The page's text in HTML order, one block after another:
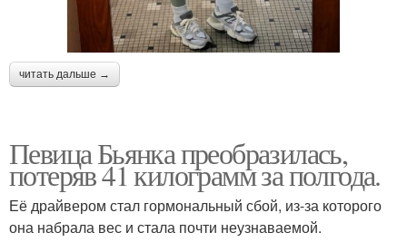
читать дальше →
Певица Бьянка преобразилась,
потеряв 41 килограмм за полгода.
Её драйвером стал гормональный сбой, из-за которого
она набрала вес и стала почти неузнаваемой.